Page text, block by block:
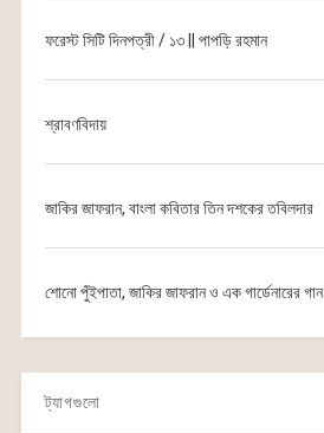
ফরেস্ট সিটি দিনপত্রী / ১৩ || পাপড়ি রহমান
শ্রাবণবিদায়
জাকির জাফরান, বাংলা কবিতার তিন দশকের তবিলদার
শোনো পুঁইপাতা, জাকির জাফরান ও এক গার্ডেনারের গান
ট্যাগগুলো